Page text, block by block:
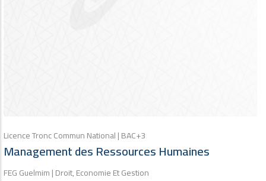
Licence Tronc Commun National | BAC+3
Management des Ressources Humaines
FEG Guelmim | Droit, Economie Et Gestion